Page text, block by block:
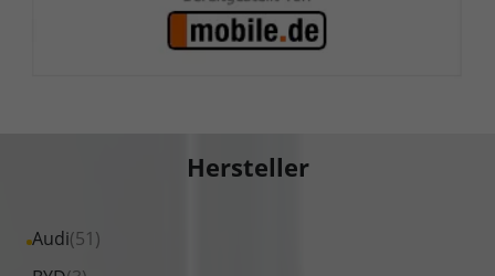
Hersteller
Audi(51)
Alle
Fahrzeuge